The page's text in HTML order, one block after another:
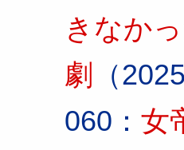
きなか
劇
（
060： 女